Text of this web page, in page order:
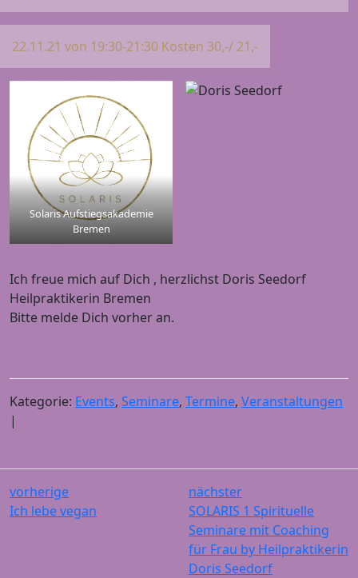
22.11.21 von 19:30-21:30 Kosten 30,-/ 21,-
Solaris Aufstiegsakademie
Bremen
Ich freue mich auf Dich , herzlichst Doris Seedorf
Heilpraktikerin Bremen
Bitte melde Dich vorher an.
Kategorie: Events, Seminare, Termine, Veranstaltungen
|
vorherige
Ich lebe vegan
nächster
SOLARIS 1 Spirituelle
Seminare mit Coaching
für Frau by Heilpraktikerin
Doris Seedorf